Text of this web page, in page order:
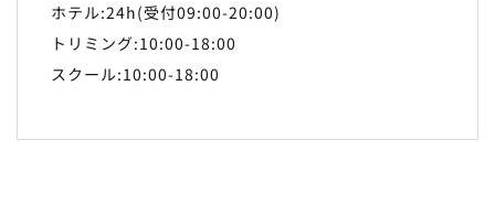
ホテル:24h(受付09:00-20:00)
トリミング:10:00-18:00
スクール:10:00-18:00